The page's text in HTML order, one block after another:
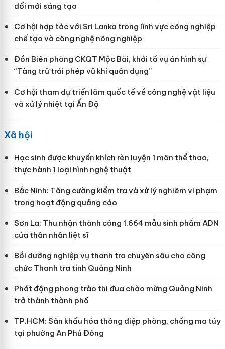
đổi mới sáng tạo
Cơ hội hợp tác với Sri Lanka trong lĩnh vực công nghiệp
chế tạo và công nghệ nông nghiệp
Đồn Biên phòng CKQT Mộc Bài, khởi tố vụ án hình sự
“Tàng trữ trái phép vũ khí quân dụng”
Cơ hội tham dự triển lãm quốc tế về công nghệ vật liệu
và xử lý nhiệt tại Ấn Độ
Xã hội
Học sinh được khuyến khích rèn luyện 1 môn thể thao,
thực hành 1 loại hình nghệ thuật
Bắc Ninh: Tăng cường kiểm tra và xử lý nghiêm vi phạm
trong hoạt động quảng cáo
Sơn La: Thu nhận thành công 1.664 mẫu sinh phẩm ADN
của thân nhân liệt sĩ
Bồi dưỡng nghiệp vụ thanh tra chuyên sâu cho công
chức Thanh tra tỉnh Quảng Ninh
Phát động phong trào thi đua chào mừng Quảng Ninh
trở thành thành phố
TP.HCM: Sân khấu hóa thông điệp phòng, chống ma túy
tại phường An Phú Đông